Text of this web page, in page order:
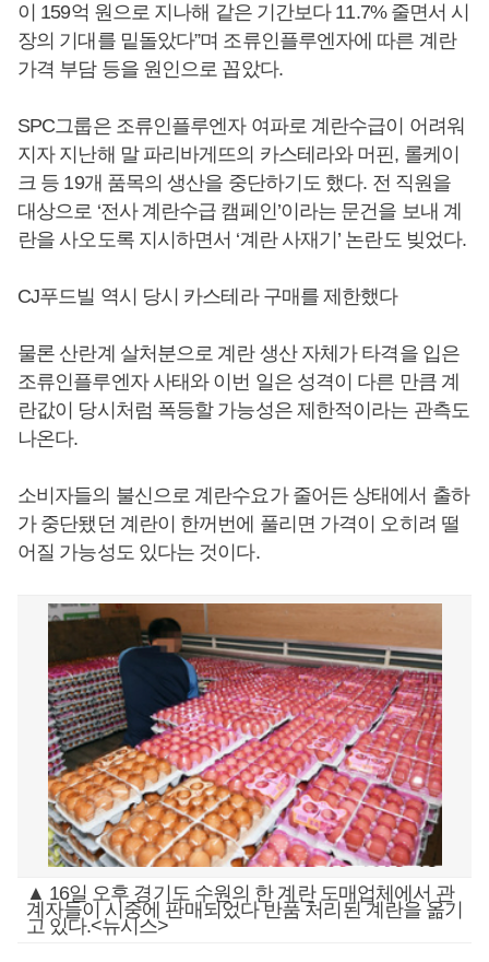
이 159억 원으로 지나해 같은 기간보다 11.7% 줄면서 시
장의 기대를 밑돌았다”며 조류인플루엔자에 따른 계란
가격 부담 등을 원인으로 꼽았다.
SPC그룹은 조류인플루엔자 여파로 계란수급이 어려워
지자 지난해 말 파리바게뜨의 카스테라와 머핀, 롤케이
크 등 19개 품목의 생산을 중단하기도 했다. 전 직원을
대상으로 ‘전사 계란수급 캠페인’이라는 문건을 보내 계
란을 사오도록 지시하면서 ‘계란 사재기’ 논란도 빚었다.
CJ푸드빌 역시 당시 카스테라 구매를 제한했다
물론 산란계 살처분으로 계란 생산 자체가 타격을 입은
조류인플루엔자 사태와 이번 일은 성격이 다른 만큼 계
란값이 당시처럼 폭등할 가능성은 제한적이라는 관측도
나온다.
소비자들의 불신으로 계란수요가 줄어든 상태에서 출하
가 중단됐던 계란이 한꺼번에 풀리면 가격이 오히려 떨
어질 가능성도 있다는 것이다.
▲ 16일 오후 경기도 수원의 한 계란 도매업체에서 관
계자들이 시중에 판매되었다 반품 처리된 계란을 옮기
고 있다.<뉴시스>